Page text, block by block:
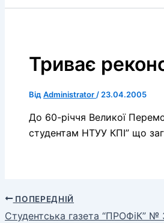
Триває
Від Administrator / 23.04.2005
До 60-річчя Великої
студентам НТУУ КПІ” що
ПОПЕРЕДНІЙ
Студентська газета “ПРОФiК” №